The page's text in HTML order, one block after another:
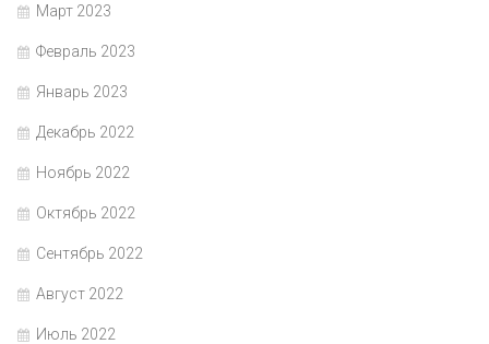
Март 2023
Февраль 2023
Январь 2023
Декабрь 2022
Ноябрь 2022
Октябрь 2022
Сентябрь 2022
Август 2022
Июль 2022